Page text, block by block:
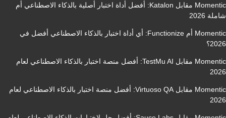
Momentic مقابل Katalon: أفضل أداة اختبار أصلية بالذكاء الاصطناعي أم
شاملة 2026
Momentic أم Functionize: أي أداة اختبار بالذكاء الاصطناعي أفضل في
2026؟
Momentic مقابل TestMu AI: أفضل منصة اختبار بالذكاء الاصطناعي لعام
2026
Momentic مقابل Virtuoso QA: أفضل منصة اختبار بالذكاء الاصطناعي لعام
2026